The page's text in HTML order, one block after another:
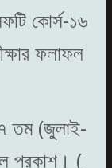
কোর্স-১৬
ফলাফল
তম (জুলাই-
প্রকাশ। (